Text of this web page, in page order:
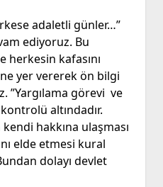
adaletli günler…”
ediyoruz. Bu
herkesin kafasını
yer vererek ön bilgi
”Yargılama görevi ve
altındadır.
hakkına ulaşması
elde etmesi kural
dolayı devlet